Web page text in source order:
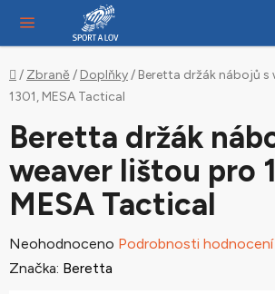
obsah
Domů
/ Zbraně / Doplňky/ Beretta držák nábojů s
1301, MESA Tactical
Beretta držák
weaver lištou pro
MESA Tactical
Průměrné
hodnocení
Neohodnoceno Podrobnosti hodnocení
Značka: Beretta